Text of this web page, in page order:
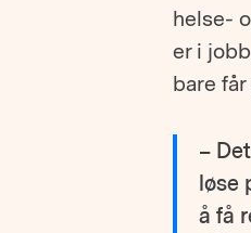
helse-
er i
bare
–
løse
å få